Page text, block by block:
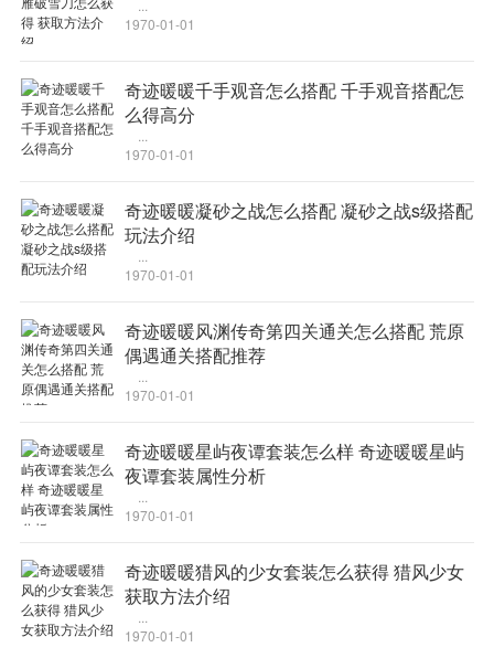
之，快捷键Ctrl+W，鼠标手势向下再向右，都可以关闭之。
贴心导航
精心设计，用心甄选
新标签页中最常访问会根据您的使用习惯，筛选出12个网站并自动排
序，方便那些懒得加收藏夹的人。影视导航为您推荐最新最热门的电
影电视剧，片源都是经过验证的，点进去就可以看了。
收藏云同步
云时代，用Google云同步
使用谷歌帐号登录七星浏览器，可以实现收藏夹、个人设置、扩展等
老板键
老板来了，一键隐藏浏览器
老板键是一个系统级热键，当老板来了的时候一键隐藏浏览器，保护
首创窗口透明度调节
用透明度调节按钮来调节浏览器的透明度，这样你可以看到浏览器后
面的窗口，多窗口重叠浏览。
使用方法
七星浏览器鼠标手势怎么设置
滑鼠在手，一划就走
1970-01-01
奇迹暖暖千手观音怎么搭配 千手观音搭配怎
么得高分
1970-01-01
奇迹暖暖凝砂之战怎么搭配 凝砂之战s级搭配
玩法介绍
1970-01-01
奇迹暖暖风渊传奇第四关通关怎么搭配 荒原
偶遇通关搭配推荐
1970-01-01
奇迹暖暖星屿夜谭套装怎么样 奇迹暖暖星屿
夜谭套装属性分析
1970-01-01
奇迹暖暖猎风的少女套装怎么获得 猎风少女
获取方法介绍
1970-01-01